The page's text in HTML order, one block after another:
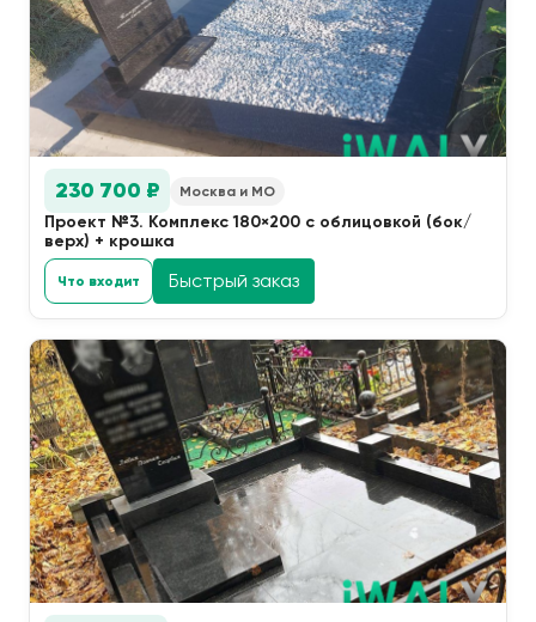
230 700 ₽ Москва и МО
Проект №3. Комплекс 180×200 с облицовкой (бок/
верх) + крошка
Что входит Быстрый заказ